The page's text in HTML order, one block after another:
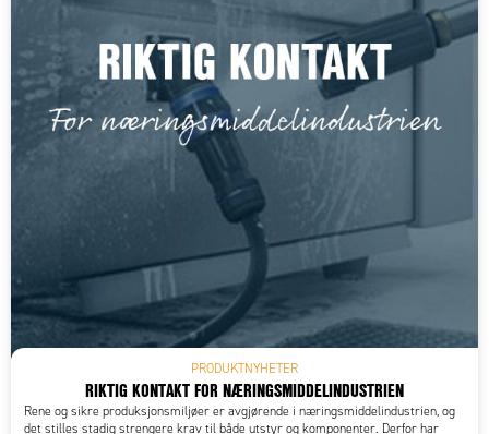
PRODUKTNYHETER
RIKTIG KONTAKT FOR NÆRINGSMIDDELINDUSTRIEN
Rene og sikre produksjonsmiljøer er avgjørende i næringsmiddelindustrien, og
det stilles stadig strengere krav til både utstyr og komponenter. Derfor har